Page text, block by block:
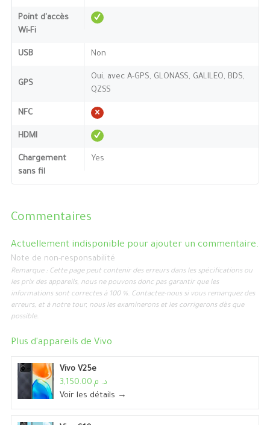
Point d'accès
Wi-Fi
USB Non
GPS
Oui, avec A-GPS, GLONASS, GALILEO, BDS,
QZSS
NFC
HDMI
Chargement
sans fil
Yes
Commentaires
Actuellement indisponible pour ajouter un commentaire.
Note de non-responsabilité
Remarque : Cette page peut contenir des erreurs dans les spécifications ou
les prix des appareils, nous ne pouvons donc pas garantir que les
informations sont correctes à 100 %. Contactez-nous si vous remarquez des
erreurs, et à notre tour, nous les examinerons et les corrigerons dès que
possible.
Plus d'appareils de Vivo
Vivo V25e
د. م.3,150.00
Voir les détails →